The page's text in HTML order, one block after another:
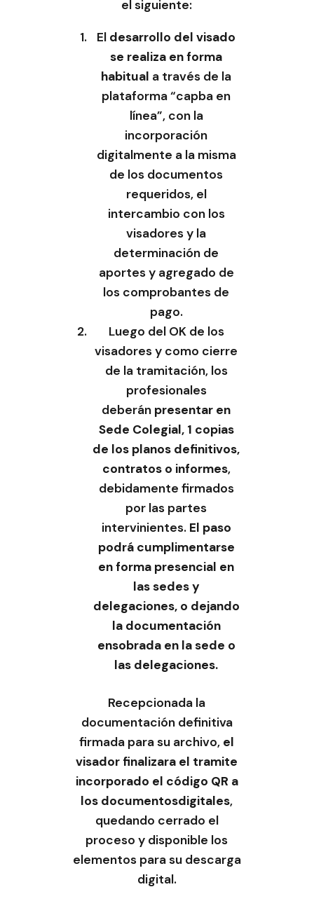
el siguiente:
El desarrollo del visado
se realiza en forma
habitual a través de la
plataforma “capba en
línea”, con la
incorporación
digitalmente a la misma
de los documentos
requeridos, el
intercambio con los
visadores y la
determinación de
aportes y agregado de
los comprobantes de
pago.
Luego del OK de los
visadores y como cierre
de la tramitación, los
profesionales
deberán presentar en
Sede Colegial, 1 copias
de los planos definitivos,
contratos o informes,
debidamente firmados
por las partes
intervinientes. El paso
podrá cumplimentarse
en forma presencial en
las sedes y
delegaciones, o dejando
la documentación
ensobrada en la sede o
las delegaciones.
Recepcionada la
documentación definitiva
firmada para su archivo, el
visador finalizara el tramite
incorporado el código QR a
los documentosdigitales,
quedando cerrado el
proceso y disponible los
elementos para su descarga
digital.